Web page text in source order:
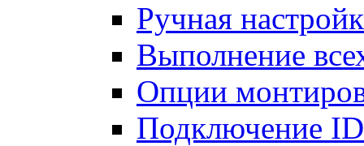
Ручная
Выполнение
Опции
Подключение